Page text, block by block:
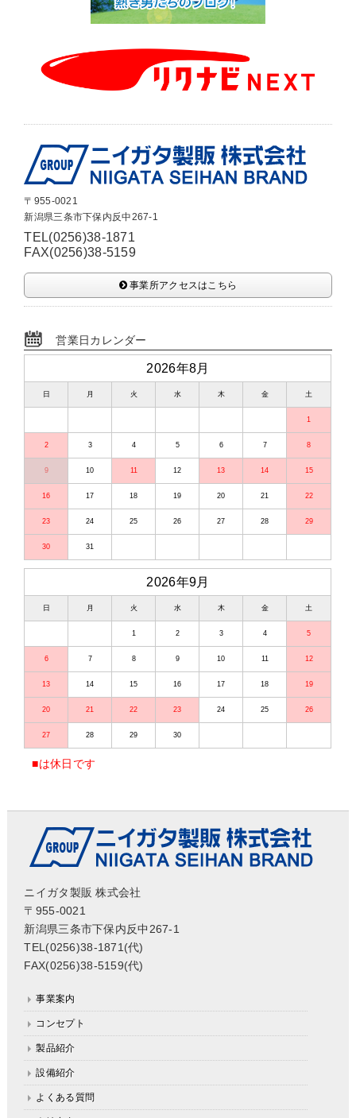
〒955-0021
新潟県三条市下保内反中267-1
TEL(0256)38-1871
FAX(0256)38-5159
事業所アクセスはこちら
営業日カレンダー
2026年8月
日 月 火 水 木 金 土
1
2 3 4 5 6 7 8
9 10 11 12 13 14 15
16 17 18 19 20 21 22
23 24 25 26 27 28 29
30 31
2026年9月
日 月 火 水 木 金 土
1 2 3 4 5
6 7 8 9 10 11 12
13 14 15 16 17 18 19
20 21 22 23 24 25 26
27 28 29 30
■は休日です
ニイガタ製販 株式会社
〒955-0021
新潟県三条市下保内反中267-1
TEL(0256)38-1871(代)
FAX(0256)38-5159(代)
事業案内
コンセプト
製品紹介
設備紹介
よくある質問